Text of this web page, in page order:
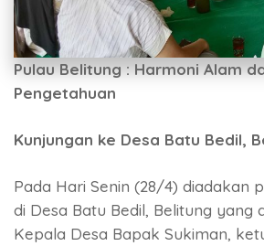
Pulau Belitung : Harmoni Alam
Pengetahuan
Kunjungan ke Desa Batu Bedil,
Pada Hari Senin (28/4) diadakan
di Desa Batu Bedil, Belitung yang
Kepala Desa Bapak Sukiman,